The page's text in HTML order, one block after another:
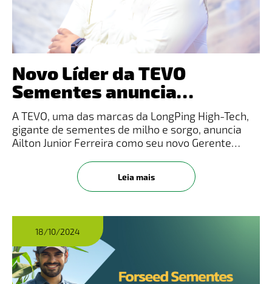
Novo Líder da TEVO
Sementes anuncia
Franquias dentre as
mudanças estratégicas
A TEVO, uma das marcas da LongPing High-Tech,
gigante de sementes de milho e sorgo, anuncia
Ailton Junior Ferreira como seu novo Gerente
regionalmente em Marketing pela Morgan, agora
assume a responsabilidade de
Leia mais
18/10/2024